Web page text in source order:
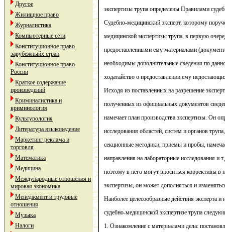
Другое
Жилищное право
Журналистика
Компьютерные сети
Конституционное право
зарубежныйх стран
Конституционное право
России
Краткое содержание
произведений
Криминалистика и
криминология
Культурология
Литература языковедение
Маркетинг реклама и
торговля
Математика
Медицина
Международные отношения и
мировая экономика
Менеджмент и трудовые
отношения
Музыка
Налоги
экспертизы трупа определены Правилами
Судебно-медицинский эксперт, которому
медицинской экспертизы трупа, в первую
предоставленными ему материалами
необходимы дополнительные сведения по
ходатайство о предоставлении ему
Исходя из поставленных на разрешение
полученных из официальных документов
намечает план производства экспертизы. Он
исследования областей, систем и органов
секционные методики, приемы и пробы,
направления на лабораторные исследования и
поэтому в него могут вноситься коррективы в
экспертизы, он может дополняться и
Наиболее целесообразные действия эксперта и
судебно-медицинской экспертизе трупа
1. Ознакомление с материалами дела: